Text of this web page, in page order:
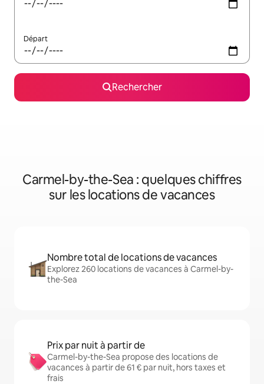
Départ
Rechercher
Carmel-by-the-Sea : quelques chiffres
sur les locations de vacances
Nombre total de locations de vacances
Explorez 260 locations de vacances à Carmel-by-
the-Sea
Prix par nuit à partir de
Carmel-by-the-Sea propose des locations de
vacances à partir de 61 € par nuit, hors taxes et
frais